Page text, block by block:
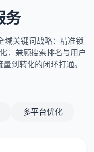
务
域关键词战略：精准锁
：兼顾搜索排名与用户
到转化的闭环打通。
多平台优化